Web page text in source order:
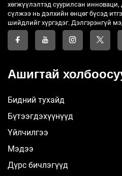
хөгжүүлэлтэд суурилсан
сүлжээ нь дэлхийн өнцөг бүсэд
шийдлийг хүргэдэг. Дэлгэрэнгүй
Ашигтай
Бидний тухайд
Бүтээгдэхүүнүүд
Үйлчилгээ
Мэдээ
Дүрс бичлэгүүд